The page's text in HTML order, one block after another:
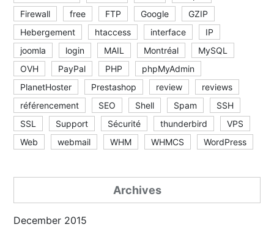
Firewall
free FTP Google
GZIP
Hebergement
htaccess interface
IP
joomla
login MAIL Montréal
MySQL
OVH
PayPal PHP
phpMyAdmin
PlanetHoster
Prestashop review
reviews
référencement
SEO Shell Spam
SSH
SSL
Support Sécurité thunderbird
VPS
Web
webmail WHM WHMCS WordPress
Archives
December 2015